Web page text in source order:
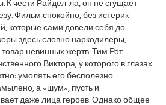
К чести Райдел-ла, он не сгущает
Фильм спокойно, без истерик
которые сами довели себя до
здесь словно наркодилеры,
невинных жертв. Тим Рот
Виктора, у которого в глазах
умолять его бесполезно.
а «шум», пусть и
даже лица героев. Однако общее